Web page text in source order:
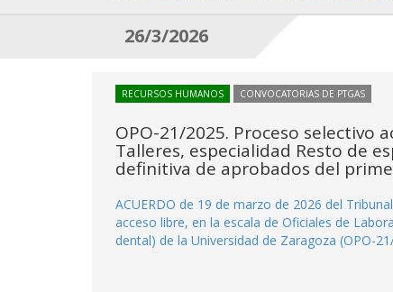
26/3/2026
RECURSOS HUMANOS CONVOCATORIAS DE PTGAS
OPO-21/2025. Proceso selectivo
Talleres, especialidad Resto de
definitiva de aprobados del
ACUERDO de 19 de marzo de 2026 del
acceso libre, en la escala de Oficiales de
dental) de la Universidad de Zaragoza (OPO-